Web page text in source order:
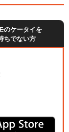
のケータイを
ちでない方